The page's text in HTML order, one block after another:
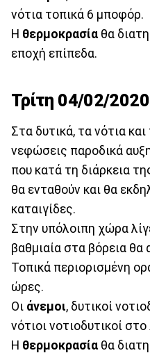
νότια τοπικά 6 μποφόρ.
Η θερμοκρασία θα
εποχή επίπεδα.
Τρίτη 04/02/2020
Στα δυτικά, τα νότια
νεφώσεις παροδικά
που κατά τη διάρκεια
θα ενταθούν και θα
καταιγίδες.
Στην υπόλοιπη χώρα
βαθμιαία στα βόρεια θα
Τοπικά περιορισμένη
ώρες.
Οι άνεμοι, δυτικοί
νότιοι νοτιοδυτικοί
Η θερμοκρασία θα